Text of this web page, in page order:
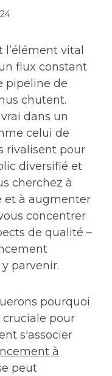
l’élément vital
flux constant
pipeline de
chutent.
dans un
celui de
rivalisent pour
diversifié et
cherchez à
et à augmenter
concentrer
de qualité –
parvenir.
pourquoi
cruciale pour
s'associer
à
peut